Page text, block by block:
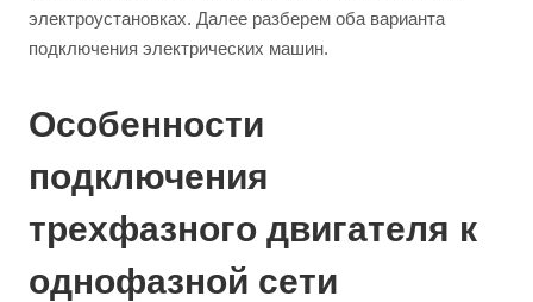
электроустановках. Далее разберем оба варианта
подключения электрических машин.
Особенности
подключения
трехфазного двигателя к
однофазной сети